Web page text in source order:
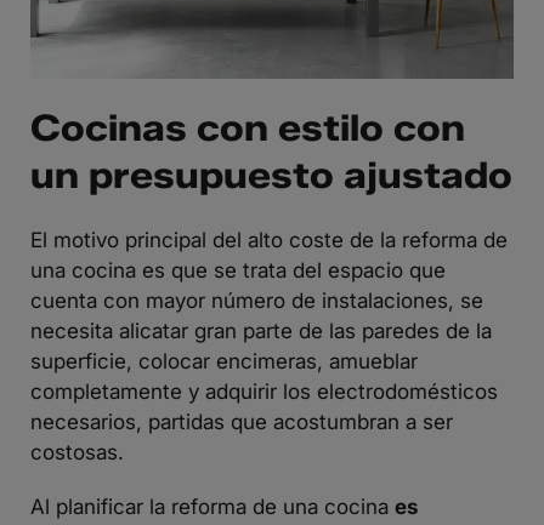
Cocinas con estilo con
un presupuesto ajustado
El motivo principal del alto coste de la reforma de
una cocina es que se trata del espacio que
cuenta con mayor número de instalaciones, se
necesita alicatar gran parte de las paredes de la
superficie, colocar encimeras, amueblar
completamente y adquirir los electrodomésticos
necesarios, partidas que acostumbran a ser
costosas.
Al planificar la reforma de una cocina es